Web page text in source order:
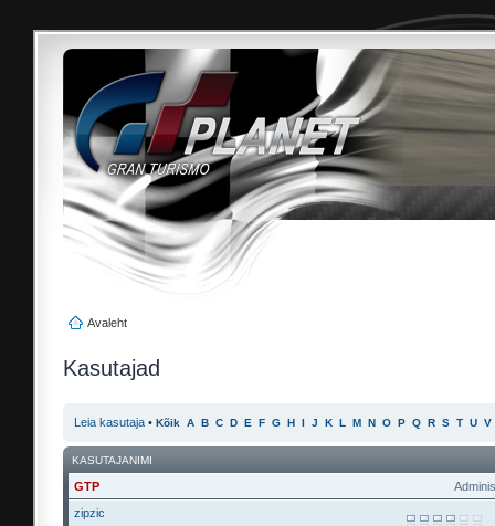
Avaleht
Kasutajad
Leia kasutaja • Kõik A B C D E F G H I J K L M N O P Q R S T U V
KASUTAJANIMI
GTP
zipzic